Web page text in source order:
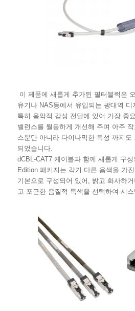
이 제품에 새롭게 추가된 필터블럭은
유기나 NAS등에서 유입되는 광대역
특히 음악적 감성 전달에 있어 가장 중
밸런스를 월등하게 개선해 주며 아주
스뿐만 아니라 다이나믹한 특성 까지도
되었습니다.
dCBL-CAT7 케이블과 함께 새롭게 구
Edition 패키지는 각기 다른 음색을 가
기본으로 구성되어 있어, 밝고 화사하
고 포근한 음질적 특색을 선택하여 시